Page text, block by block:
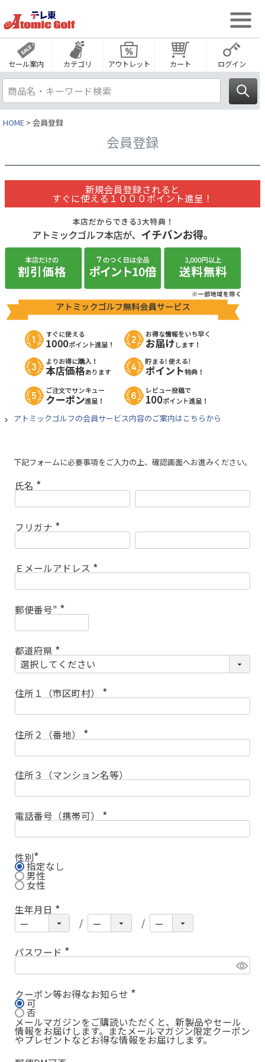
セール案内 カテゴリ アウトレット カート ログイン
HOME 会員登録
会員登録
新規会員登録されると
すぐに使える１０００ポイント進呈！
アトミックゴルフの会員サービス内容のご案内はこちらから
下記フォームに必要事項をご入力の上、確認画面へお進みください。
氏名
(
必
)
フリガナ
(
必
)
Ｅメールアドレス
(
必
郵便番号"
(
必
都道府県
(
必
)
住所１（市区町村）
(
必
住所２（番地）
(
必
)
住所３（マンション名等）
電話番号（携帯可）
(
必
性別
(
必
須
)
指定なし
男性
女性
生年月日
(
必
)
パスワード
(
)
クーポン等お得なお知らせ
須
)
可
否
メールマガジンをご購読いただくと、新製品やセール
情報をお届けします。またメールマガジン限定クーポン
やプレゼントなどお得な情報をお届けします。